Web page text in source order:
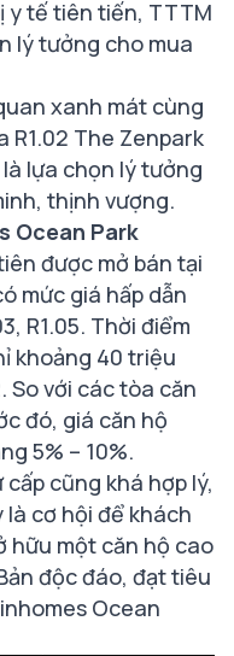
y tế tiên tiến, TTTM
lý tưởng cho mua
xanh mát cùng
R1.02 The Zenpark
lựa chọn lý tưởng
thịnh vượng.
Ocean Park
được mở bán tại
mức giá hấp dẫn
R1.05. Thời điểm
khoảng 40 triệu
So với các tòa căn
đó, giá căn hộ
5% – 10%.
cũng khá hợp lý,
cơ hội để khách
hữu một căn hộ cao
độc đáo, đạt tiêu
Ocean